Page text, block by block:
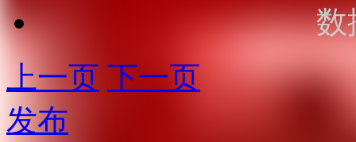
数
上一页 下一页
发布